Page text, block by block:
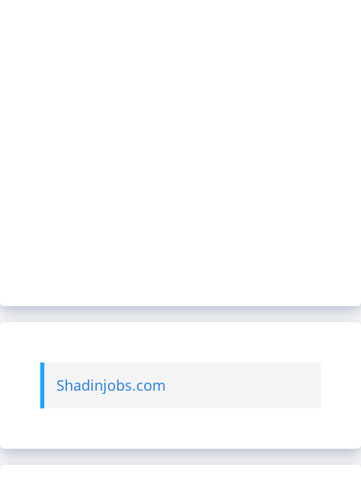
Shadinjobs.com